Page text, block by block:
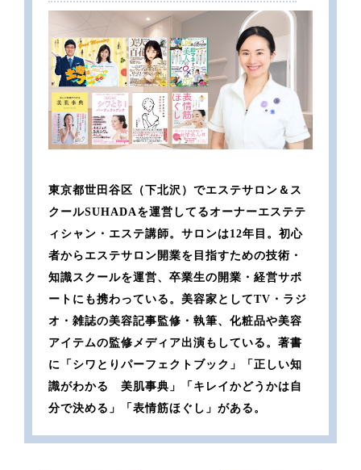
東京都世田谷区（下北沢）でエステサロン＆ス
クールSUHADAを運営してるオーナーエステテ
ィシャン・エステ講師。サロンは12年目。初心
者からエステサロン開業を目指すための技術・
知識スクールを運営、卒業生の開業・経営サポ
ートにも携わっている。美容家としてTV・ラジ
オ・雑誌の美容記事監修・執筆、化粧品や美容
アイテムの監修メディア出演もしている。著書
に「シワとりパーフェクトブック」「正しい知
識がわかる 美肌事典」「キレイかどうかは自
分で決める」「表情筋ほぐし」がある。